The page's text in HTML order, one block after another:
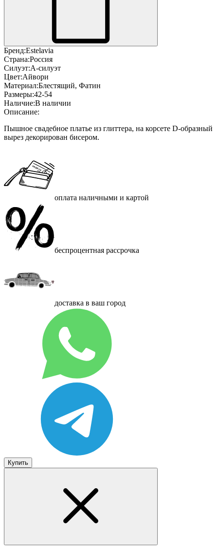
Бренд:Estelavia
Страна:Россия
Силуэт:А-силуэт
Цвет:Айвори
Материал:Блестящий, Фатин
Размеры:42-54
Наличие:В наличии
Описание:
Пышное свадебное платье из глиттера, на корсете D-образный
вырез декорирован бисером.
оплата наличными и картой
беспроцентная рассрочка
доставка в ваш город
Купить